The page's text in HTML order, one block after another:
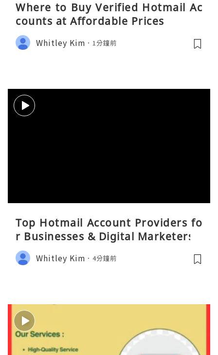
Where to Buy Verified Hotmail Ac
counts at Affordable Prices
Whitley Kim 1分鐘前
Top Hotmail Account Providers fo
r Businesses & Digital Marketers
Whitley Kim 4分鐘前